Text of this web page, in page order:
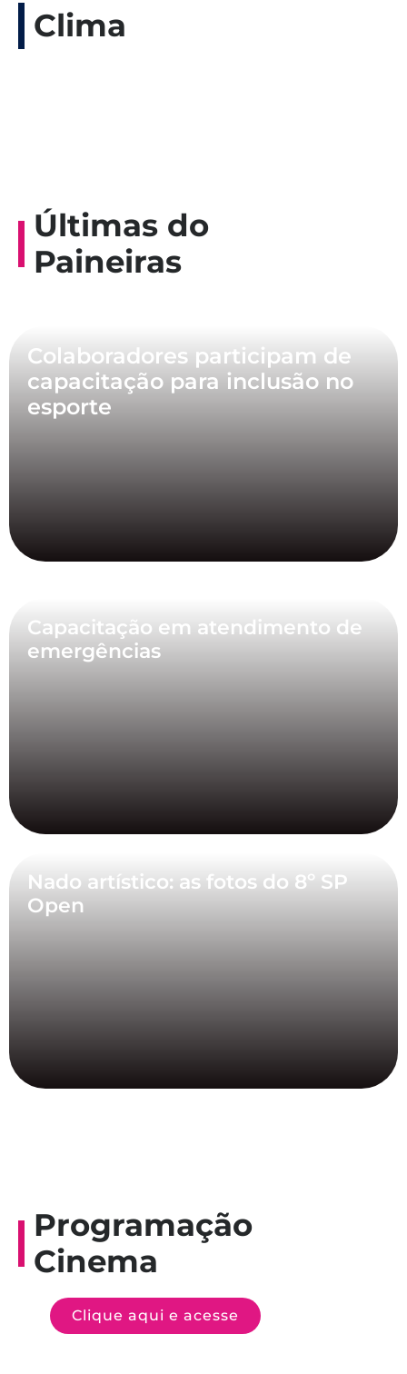
Clima
Últimas do
Paineiras
Colaboradores participam de
capacitação para inclusão no
esporte
Capacitação em atendimento de
emergências
Nado artístico: as fotos do 8º SP
Open
Programação
Cinema
Clique aqui e acesse